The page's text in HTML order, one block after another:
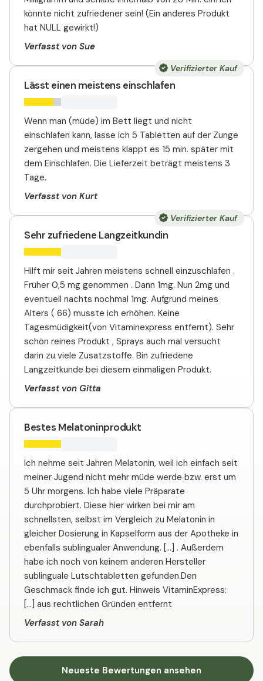
könnte nicht zufriedener sein! (Ein anderes Produkt
hat NULL gewirkt!)
Verfasst von Sue
Verifizierter Kauf
Lässt einen meistens einschlafen
Wenn man (müde) im Bett liegt und nicht
einschlafen kann, lasse ich 5 Tabletten auf der Zunge
zergehen und meistens klappt es 15 min. später mit
dem Einschlafen. Die Lieferzeit beträgt meistens 3
Tage.
Verfasst von Kurt
Verifizierter Kauf
Sehr zufriedene Langzeitkundin
Hilft mir seit Jahren meistens schnell einzuschlafen .
Früher 0,5 mg genommen . Dann 1mg. Nun 2mg und
eventuell nachts nochmal 1mg. Aufgrund meines
Alters ( 66) musste ich erhöhen. Keine
Tagesmüdigkeit(von Vitaminexpress entfernt). Sehr
schön reines Produkt , Sprays auch mal versucht
darin zu viele Zusatzstoffe. Bin zufriedene
Langzeitkunde bei diesem einmaligen Produkt.
Verfasst von Gitta
Bestes Melatoninprodukt
Ich nehme seit Jahren Melatonin, weil ich einfach seit
meiner Jugend nicht mehr müde werde bzw. erst um
5 Uhr morgens. Ich habe viele Präparate
durchprobiert. Diese hier wirken bei mir am
schnellsten, selbst im Vergleich zu Melatonin in
gleicher Dosierung in Kapselform aus der Apotheke in
ebenfalls sublingualer Anwendung. […] . Außerdem
habe ich noch von keinem anderen Hersteller
sublinguale Lutschtabletten gefunden.Den
Geschmack finde ich gut. Hinweis VitaminExpress:
[…] aus rechtlichen Gründen entfernt
Verfasst von Sarah
Neueste Bewertungen ansehen